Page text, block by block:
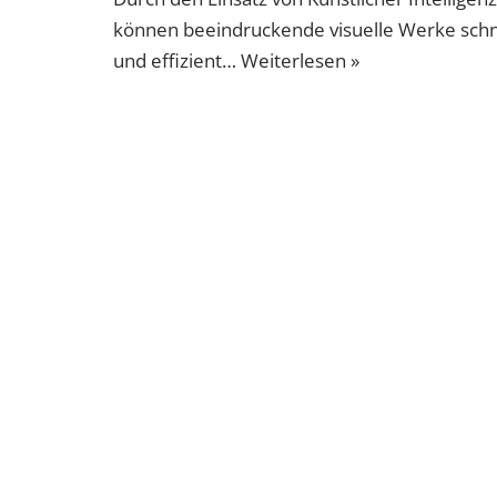
können beeindruckende visuelle Werke
und effizient… Weiterlesen »